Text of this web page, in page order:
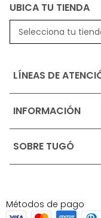
UBICA TU TIENDA
Selecciona tu
LÍNEAS DE
INFORMACIÓN
Ofertas vigentes
Términos,
S.A.S
Términos,
SOBRE TUGÓ
¿Quieres vender en
Métodos de pago